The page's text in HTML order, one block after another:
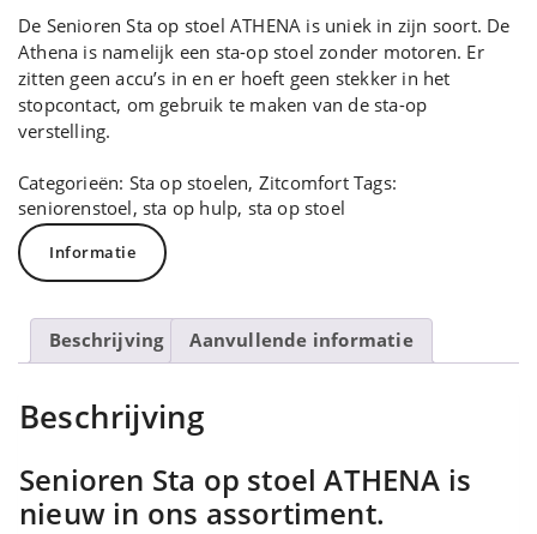
De Senioren Sta op stoel ATHENA is uniek in zijn soort. De
Athena is namelijk een sta-op stoel zonder motoren. Er
zitten geen accu’s in en er hoeft geen stekker in het
stopcontact, om gebruik te maken van de sta-op
verstelling.
Categorieën: Sta op stoelen, Zitcomfort Tags:
seniorenstoel, sta op hulp, sta op stoel
Informatie
Beschrijving Aanvullende informatie
Beschrijving
Senioren Sta op stoel ATHENA is
nieuw in ons assortiment.